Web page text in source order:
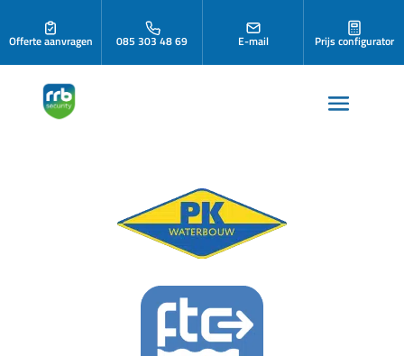
Offerte aanvragen 085 303 48 69 E-mail Prijs configurator